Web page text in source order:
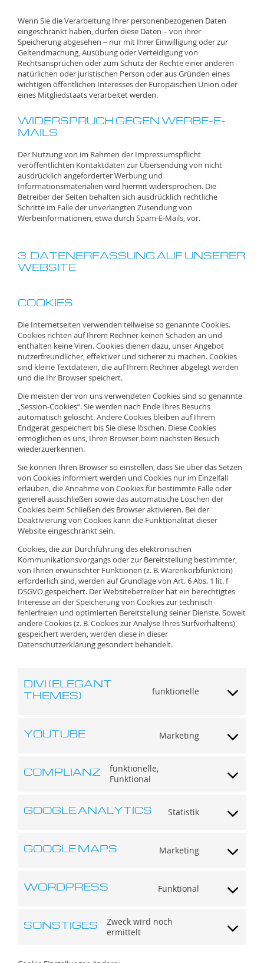
Wenn Sie die Verarbeitung Ihrer personenbezogenen Daten
eingeschränkt haben, dürfen diese Daten – von ihrer
Speicherung abgesehen – nur mit Ihrer Einwilligung oder zur
Geltendmachung, Ausübung oder Verteidigung von
Rechtsansprüchen oder zum Schutz der Rechte einer anderen
natürlichen oder juristischen Person oder aus Gründen eines
wichtigen öffentlichen Interesses der Europäischen Union oder
eines Mitgliedstaats verarbeitet werden.
WIDERSPRUCH GEGEN WERBE-E-
MAILS
Der Nutzung von im Rahmen der Impressumspflicht
veröffentlichten Kontaktdaten zur Übersendung von nicht
ausdrücklich angeforderter Werbung und
Informationsmaterialien wird hiermit widersprochen. Die
Betreiber der Seiten behalten sich ausdrücklich rechtliche
Schritte im Falle der unverlangten Zusendung von
Werbeinformationen, etwa durch Spam-E-Mails, vor.
3. DATENERFASSUNG AUF UNSERER
WEBSITE
COOKIES
Die Internetseiten verwenden teilweise so genannte Cookies.
Cookies richten auf Ihrem Rechner keinen Schaden an und
enthalten keine Viren. Cookies dienen dazu, unser Angebot
nutzerfreundlicher, effektiver und sicherer zu machen. Cookies
sind kleine Textdateien, die auf Ihrem Rechner abgelegt werden
und die Ihr Browser speichert.
Die meisten der von uns verwendeten Cookies sind so genannte
„Session-Cookies“. Sie werden nach Ende Ihres Besuchs
automatisch gelöscht. Andere Cookies bleiben auf Ihrem
Endgerät gespeichert bis Sie diese löschen. Diese Cookies
ermöglichen es uns, Ihren Browser beim nächsten Besuch
wiederzuerkennen.
Sie können Ihren Browser so einstellen, dass Sie über das Setzen
von Cookies informiert werden und Cookies nur im Einzelfall
erlauben, die Annahme von Cookies für bestimmte Fälle oder
generell ausschließen sowie das automatische Löschen der
Cookies beim Schließen des Browser aktivieren. Bei der
Deaktivierung von Cookies kann die Funktionalität dieser
Website eingeschränkt sein.
Cookies, die zur Durchführung des elektronischen
Kommunikationsvorgangs oder zur Bereitstellung bestimmter,
von Ihnen erwünschter Funktionen (z. B. Warenkorbfunktion)
erforderlich sind, werden auf Grundlage von Art. 6 Abs. 1 lit. f
DSGVO gespeichert. Der Websitebetreiber hat ein berechtigtes
Interesse an der Speicherung von Cookies zur technisch
fehlerfreien und optimierten Bereitstellung seiner Dienste. Soweit
andere Cookies (z. B. Cookies zur Analyse Ihres Surfverhaltens)
gespeichert werden, werden diese in dieser
Datenschutzerklärung gesondert behandelt.
DIVI (ELEGANT
THEMES) funktionelle
Consent
(elegant-
YOUTUBE Marketing
Consent
youtube
COMPLIANZ
funktionelle,
Funktional
Consent
complianz
GOOGLE ANALYTICS Statistik
Consent
google-
GOOGLE MAPS Marketing
Consent
google-
WORDPRESS Funktional
Consent
wordpress
SONSTIGES
Zweck wird noch
ermittelt
Consent